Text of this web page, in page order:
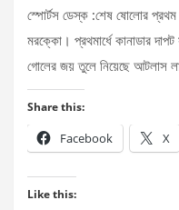
স্পোর্টস ডেস্ক :শেষ ষোলোর প্রথম
মরক্কো। প্রথমার্ধে কানাডার
গোলের জয় তুলে নিয়েছে আটলাস
Share this:
Facebook X
Like this: